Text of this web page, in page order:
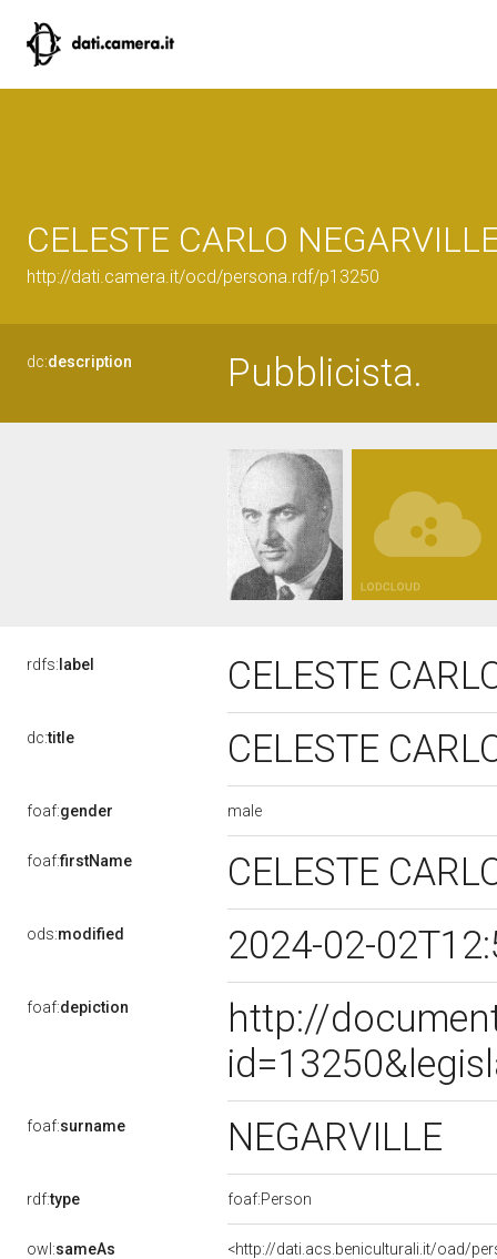
CELESTE CARLO
http://dati.camera.it/ocd/persona.rdf/p13250
dc:description Pubblicista.
rdfs: label CELESTE
dc:title CELESTE
foaf:gender male
foaf:firstName CELESTE
ods:modified 2024-02-
foaf:depiction
http://
foaf:surname NEGARVILLE
rdf:type foaf:Person
owl:sameAs <http://dati.acs.beniculturali.it/oad/